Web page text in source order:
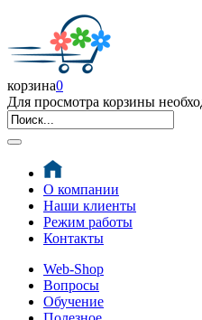
корзина0
Для просмотра корзины
О компании
Наши клиенты
Режим работы
Контакты
Web-Shop
Вопросы
Обучение